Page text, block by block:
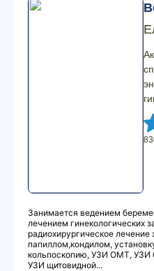
Занимается ведением
лечением гинекологических
радиохирургическое
папиллом,кондилом,
кольпоскопию, УЗИ ОМТ, УЗИ
УЗИ щитовидной...